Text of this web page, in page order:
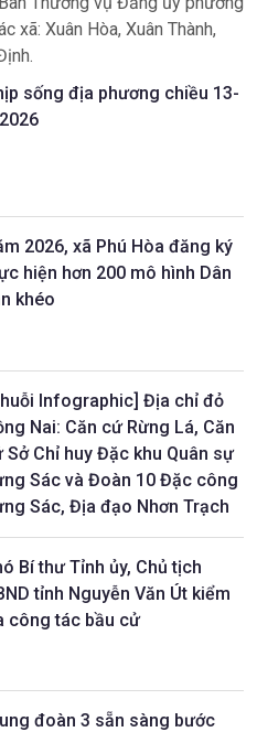
xã: Xuân Hòa, Xuân Thành,
sống địa phương chiều 13-
2026, xã Phú Hòa đăng ký
hiện hơn 200 mô hình Dân
khéo
Infographic] Địa chỉ đỏ
Nai: Căn cứ Rừng Lá, Căn
Sở Chỉ huy Đặc khu Quân sự
Sác và Đoàn 10 Đặc công
Sác, Địa đạo Nhơn Trạch
Bí thư Tỉnh ủy, Chủ tịch
tỉnh Nguyễn Văn Út kiểm
công tác bầu cử
đoàn 3 sẵn sàng bước